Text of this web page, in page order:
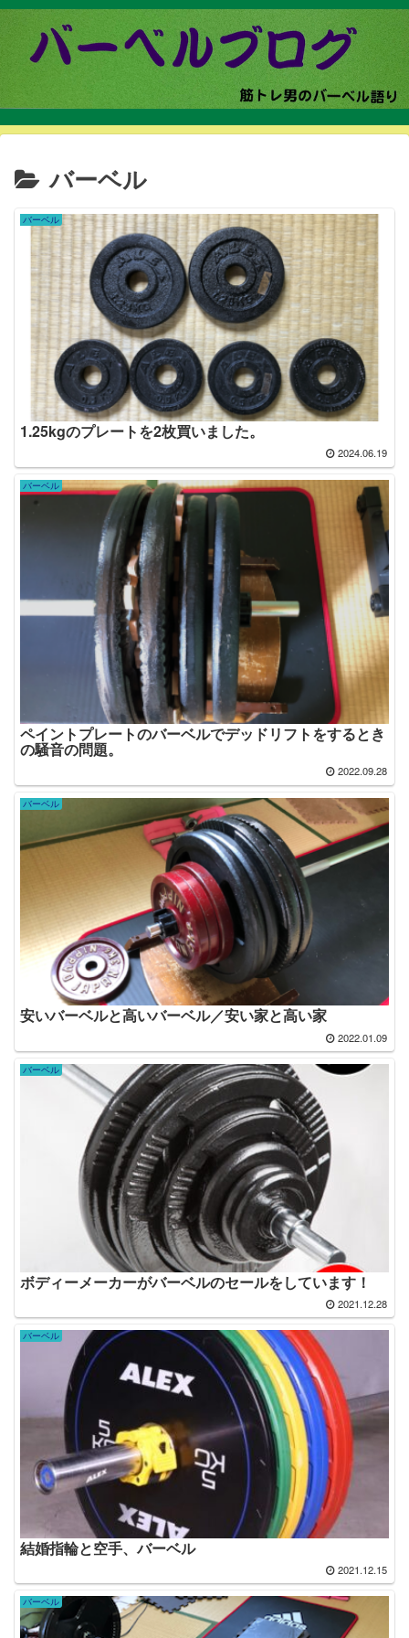
バーベル
バーベル
1.25kgのプレートを2枚買いました。
2024.06.19
バーベル
ペイントプレートのバーベルでデッドリフトをするとき
の騒音の問題。
2022.09.28
バーベル
安いバーベルと高いバーベル／安い家と高い家
2022.01.09
バーベル
ボディーメーカーがバーベルのセールをしています！
2021.12.28
バーベル
結婚指輪と空手、バーベル
2021.12.15
バーベル